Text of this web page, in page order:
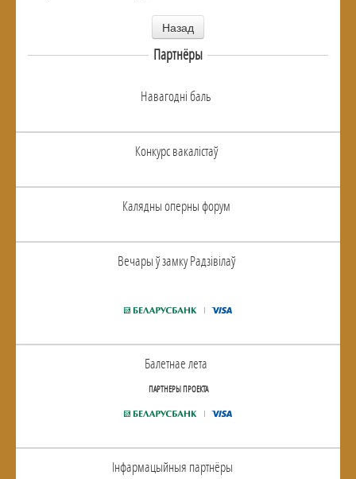
Назад
Партнёры
Навагоднi баль
Конкурс вакалiстаў
Калядны оперны форум
Вечары ў замку Радзiвiлаў
Балетнае лета
ПАРТНЕРЫ ПРОЕКТА
Інфармацыйныя партнёры